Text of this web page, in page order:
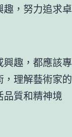
，努力追求卓
趣，都應該專
理解藝術家的
質和精神境